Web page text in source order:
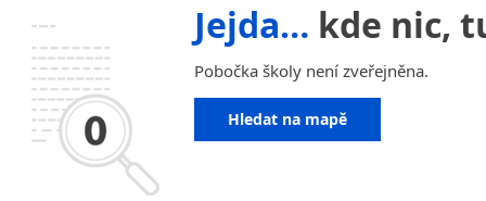
Karlovy Vary
malá města podle abecedy
Výuka
Jejda… kde nic,
Pobočka školy není zveřejněna.
Hledat na mapě